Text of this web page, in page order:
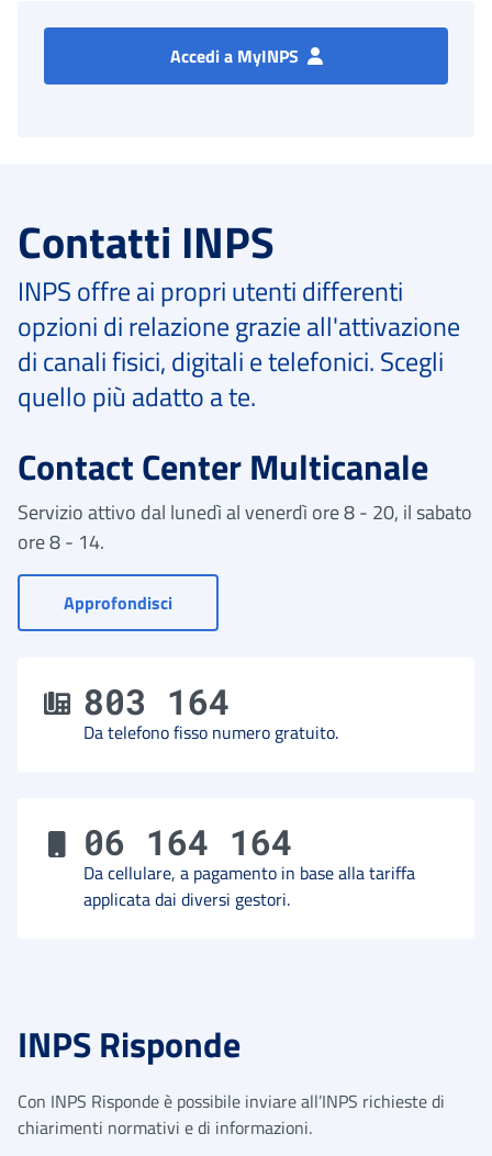
Accedi a MyINPS
Contatti INPS
INPS offre ai propri utenti differenti
opzioni di relazione grazie all'attivazione
di canali fisici, digitali e telefonici. Scegli
quello più adatto a te.
Contact Center Multicanale
Servizio attivo dal lunedì al venerdì ore 8 - 20, il sabato
ore 8 - 14.
Approfondisci- Vai a Contact Center
803 164
Da telefono fisso numero gratuito.
06 164 164
Da cellulare, a pagamento in base alla tariffa
applicata dai diversi gestori.
INPS Risponde
Con INPS Risponde è possibile inviare all’INPS richieste di
chiarimenti normativi e di informazioni.